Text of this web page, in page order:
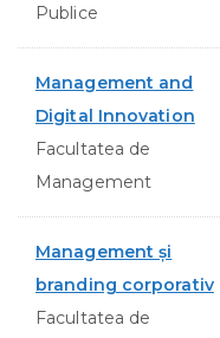
Publice
Management and
Digital Innovation
Facultatea de
Management
Management și
branding corporativ
Facultatea de